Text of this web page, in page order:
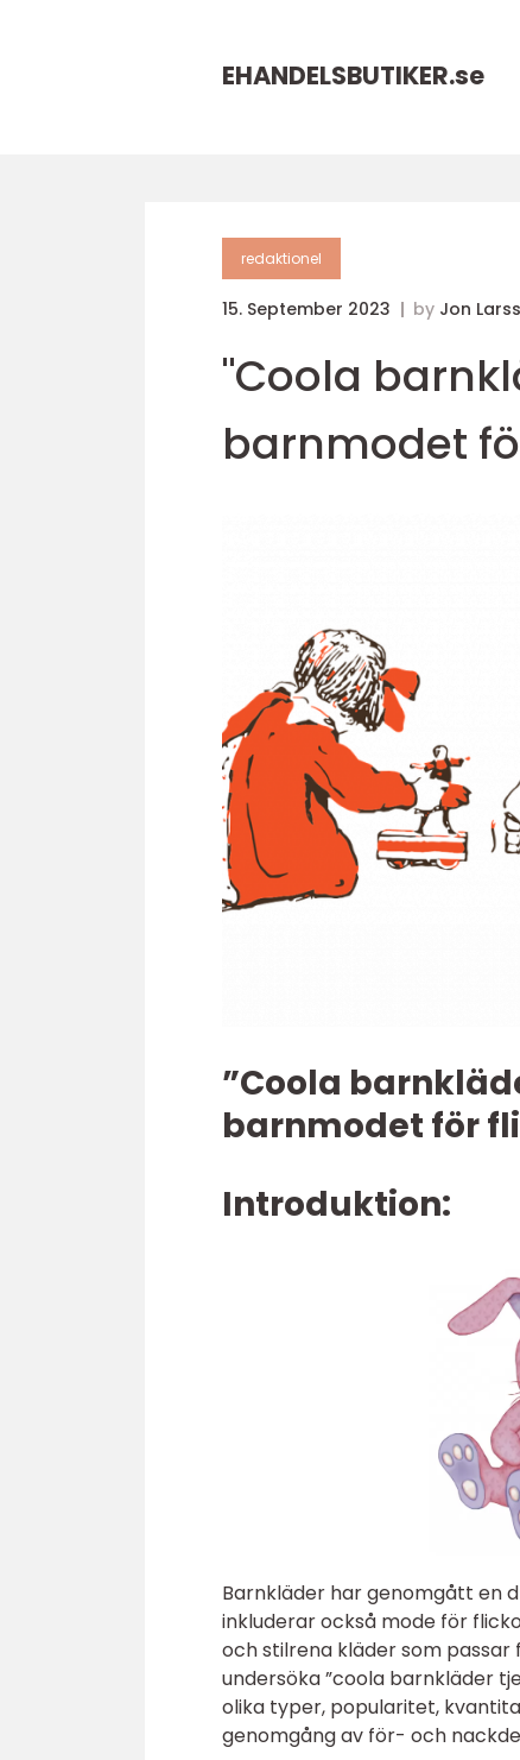
EHANDELSBUTIKER.se
redaktionel
15. September 2023 by Jon
"Coola
barnmodet
”Coola
barnmodet för
Introduktion:
Barnkläder har genomgått en
inkluderar också mode för
och stilrena kläder som
undersöka ”coola barnkläder
olika typer, popularitet,
genomgång av för- och